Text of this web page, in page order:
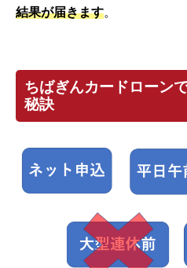
結果が届きます。
ちばぎんカードローン
秘訣